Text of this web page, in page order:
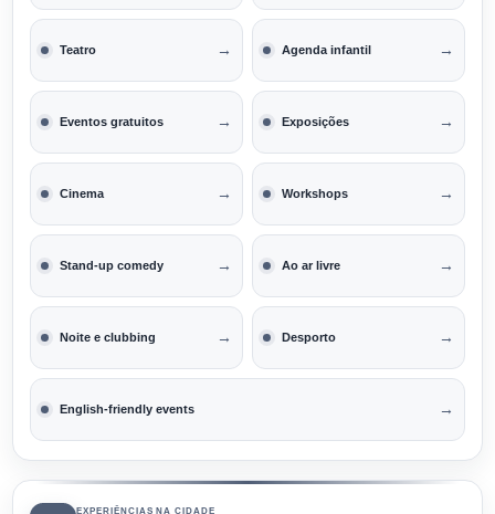
Teatro → Agenda infantil →
Eventos gratuitos → Exposições →
Cinema → Workshops →
Stand-up comedy → Ao ar livre →
Noite e clubbing → Desporto →
English-friendly events →
EXPERIÊNCIAS NA CIDADE